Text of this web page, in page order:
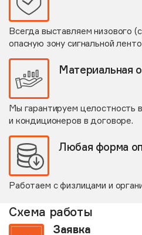
Всегда выставляем низового
опасную зону сигнальной
Материальная
Мы гарантируем целостность
и кондиционеров в договоре.
Любая форма
Работаем с физлицами и
Схема работы
Заявка